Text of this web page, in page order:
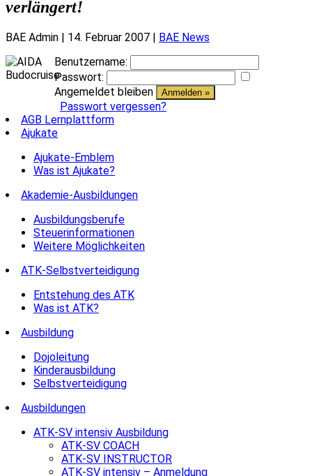
verlängert!
BAE Admin | 14. Februar 2007 | BAE News
Benutzername:
Passwort:
Angemeldet bleiben
Passwort vergessen?
AGB Lernplattform
Ajukate
Ajukate-Emblem
Was ist Ajukate?
Akademie-Ausbildungen
Ausbildungsberufe
Steuerinformationen
Weitere Möglichkeiten
ATK-Selbstverteidigung
Entstehung des ATK
Was ist ATK?
Ausbildung
Dojoleitung
Kinderausbildung
Selbstverteidigung
Ausbildungen
ATK-SV intensiv Ausbildung
ATK-SV COACH
ATK-SV INSTRUCTOR
ATK-SV intensiv – Anmeldung